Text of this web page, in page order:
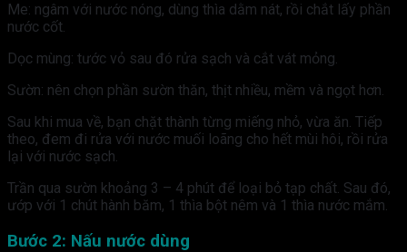
Me: ngâm với nước nóng, dùng thìa dằm nát, rồi chắt lấy phần
nước cốt.
Dọc mùng: tước vỏ sau đó rửa sạch và cắt vát mỏng.
Sườn: nên chọn phần sườn thăn, thịt nhiều, mềm và ngọt hơn.
Sau khi mua về, bạn chặt thành từng miếng nhỏ, vừa ăn. Tiếp
theo, đem đi rửa với nước muối loãng cho hết mùi hôi, rồi rửa
lại với nước sạch.
Trần qua sườn khoảng 3 – 4 phút để loại bỏ tạp chất. Sau đó,
ướp với 1 chút hành băm, 1 thìa bột nêm và 1 thìa nước mắm.
Bước 2: Nấu nước dùng